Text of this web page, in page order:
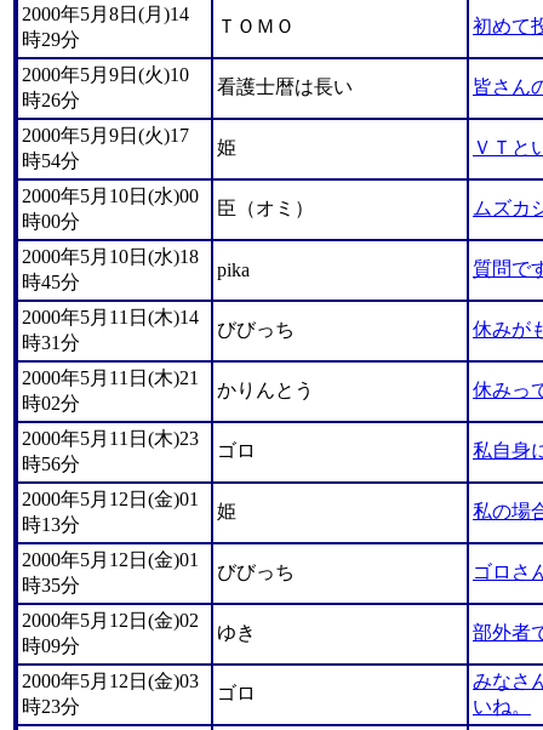
2000年5月8日(月)14
時29分
ＴＯＭＯ 初めて
2000年5月9日(火)10
時26分
看護士暦は長い 皆さん
2000年5月9日(火)17
時54分
姫 ＶＴと
2000年5月10日(水)00
時00分
臣（オミ） ムズカ
2000年5月10日(水)18
時45分
pika 質問で
2000年5月11日(木)14
時31分
びびっち 休みが
2000年5月11日(木)21
時02分
かりんとう 休みっ
2000年5月11日(木)23
時56分
ゴロ 私自身
2000年5月12日(金)01
時13分
姫 私の場
2000年5月12日(金)01
時35分
びびっち ゴロさ
2000年5月12日(金)02
時09分
ゆき 部外者
2000年5月12日(金)03
時23分
ゴロ
みなさ
いね。